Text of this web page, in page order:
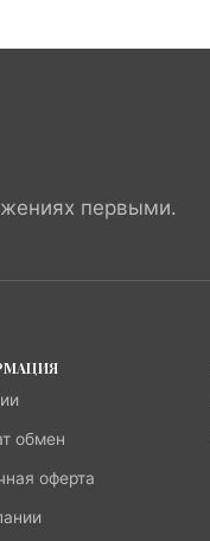
первыми.
обмен
оферта